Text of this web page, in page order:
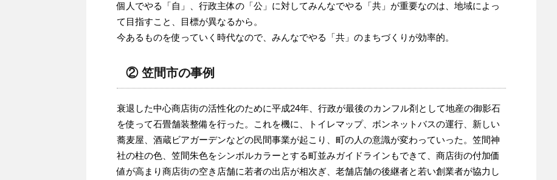
個人でやる「自」、行政主体の「公」に対してみんなでやる「共」が重要なのは、地域によっ
て目指すこと、目標が異なるから。
今あるものを使っていく時代なので、みんなでやる「共」のまちづくりが効率的。
② 笠間市の事例
衰退した中心商店街の活性化のために平成24年、行政が最後のカンフル剤として地産の御影石
を使って石畳舗装整備を行った。これを機に、トイレマップ、ボンネットバスの運行、新しい
蕎麦屋、酒蔵ビアガーデンなどの民間事業が起こり、町の人の意識が変わっていった。笠間神
社の柱の色、笠間朱色をシンボルカラーとする町並みガイドラインもできて、商店街の付加価
値が高まり商店街の空き店舗に若者の出店が相次ぎ、老舗店舗の後継者と若い創業者が協力し